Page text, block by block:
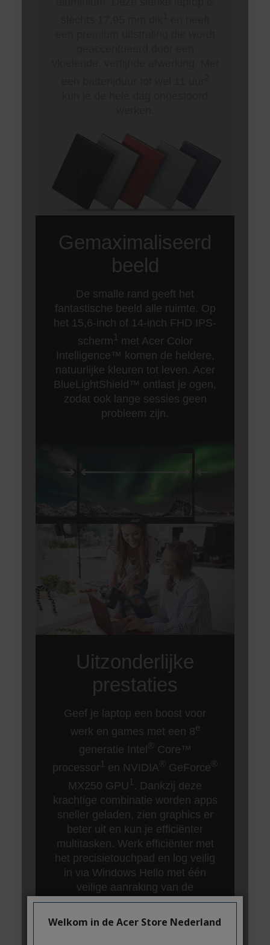
Welkom in de Acer Store Nederland